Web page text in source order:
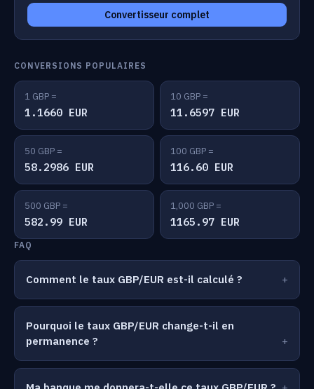
Convertisseur complet
CONVERSIONS POPULAIRES
1 GBP =
1.1660 EUR
10 GBP =
11.6597 EUR
50 GBP =
58.2986 EUR
100 GBP =
116.60 EUR
500 GBP =
582.99 EUR
1,000 GBP =
1165.97 EUR
FAQ
Comment le taux GBP/EUR est-il calculé ?
Pourquoi le taux GBP/EUR change-t-il en
permanence ?